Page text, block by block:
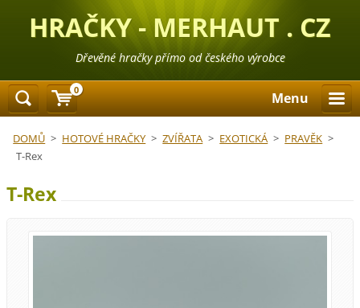
HRAČKY - MERHAUT . CZ
Dřevěné hračky přímo od českého výrobce
Menu
DOMŮ > HOTOVÉ HRAČKY > ZVÍŘATA > EXOTICKÁ > PRAVĚK >
T-Rex
T-Rex
0